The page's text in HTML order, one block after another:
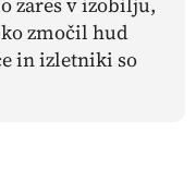
zmočil hud
in izletniki so